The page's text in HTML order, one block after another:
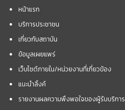
หน้าแรก
บริการประชาชน
เกี่ยวกับสถาบัน
ข้อมูลเผยแพร่
เว็บไซต์ภายใน/หน่วยงานที่เกี่ยวข้อง
แนะนำลิ้งค์
รายงานผลความพึงพอใจของผู้รับบริการ